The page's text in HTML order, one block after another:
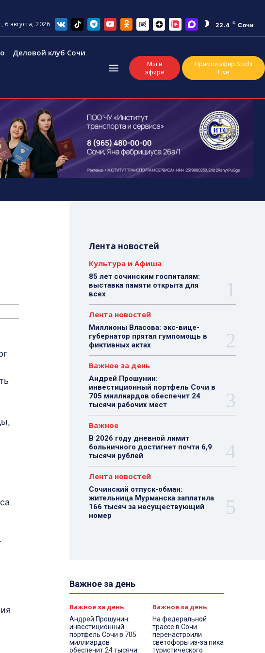
6 августа, 2026 22.4 C Сочи
Деловой клуб Сочи
Мы в
эфире
Прямой эфир Sochi
Live
Лента новостей
Культура и Афиша
85 лет сочинским госпиталям:
выставка памяти открыта для
всех
Лента новостей
Миллионы Власова: экс-вице-
губернатор прятал гумпомощь в
фиктивных актах
Важное за день
Андрей Прошунин:
инвестиционный портфель Сочи в
705 миллиардов обеспечит 24
тысячи рабочих мест
Важное
В 2026 году дневной лимит
больничного достигнет почти 6,9
тысячи рублей
Лента новостей
Сочинский отпуск-обман:
жительница Мурманска заплатила
166 тысяч за несуществующий
номер
Важное за день
Важное за день
Андрей Прошунин:
инвестиционный
портфель Сочи в 705
миллиардов
обеспечит 24 тысячи
Важное за день
На федеральной
трассе в Сочи
перенастроили
светофоры из-за пика
туристического